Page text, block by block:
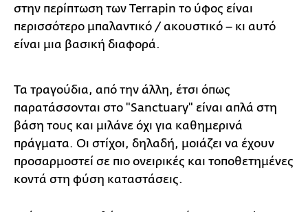
στην περίπτωση των Terrapin το ύφος είναι
περισσότερο μπαλαντικό / ακουστικό – κι αυτό
είναι μια βασική διαφορά.
Τα τραγούδια, από την άλλη, έτσι όπως
παρατάσσονται στο "Sanctuary" είναι απλά στη
βάση τους και μιλάνε όχι για καθημερινά
πράγματα. Οι στίχοι, δηλαδή, μοιάζει να έχουν
προσαρμοστεί σε πιο ονειρικές και τοποθετημένες
κοντά στη φύση καταστάσεις.